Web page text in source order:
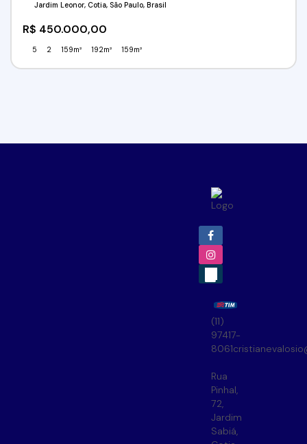
R$ 450.000,00
Jardim Leonor, Cotia, São Paulo, Brasil
5 2 159m² 192m² 159m²
(11)
97417-
8061
Rua
Pinhal,
72,
Jardim
Sabiá,